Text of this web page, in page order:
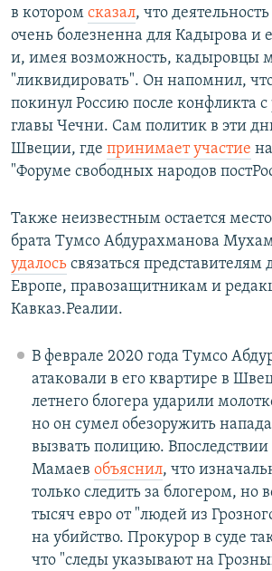
в котором сказал, что
очень болезненна для Кадырова и
и, имея возможность, кадыровцы
"ликвидировать". Он напомнил,
покинул Россию после конфликта
главы Чечни. Сам политик в эти
Швеции, где принимает участие
"Форуме свободных народов
Также неизвестным остается
брата Тумсо Абдурахманова
удалось связаться представителям
Европе, правозащитникам и
Кавказ.Реалии.
В феврале 2020 года Тумсо
атаковали в его квартире в
летнего блогера ударили
но он сумел обезоружить
вызвать полицию. Впоследствии
Мамаев объяснил, что
только следить за блогером, но
тысяч евро от "людей из
на убийство. Прокурор в суде
что "следы указывают на